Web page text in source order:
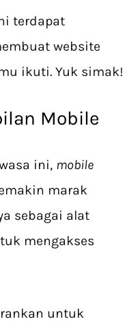
terdapat
website
ikuti. Yuk simak!
Mobile
ini, mobile
marak
sebagai alat
mengakses
untuk